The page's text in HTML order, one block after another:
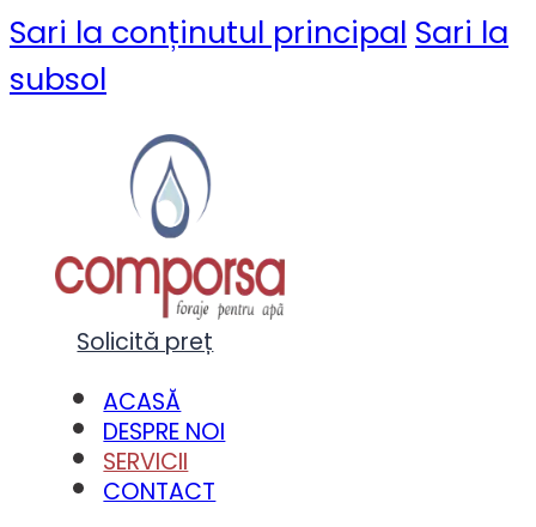
Sari la conținutul principal Sari la
subsol
Solicită preț
ACASĂ
DESPRE NOI
SERVICII
CONTACT